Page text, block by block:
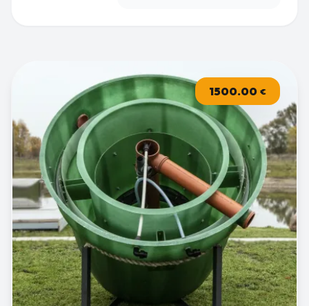
1500.00 €